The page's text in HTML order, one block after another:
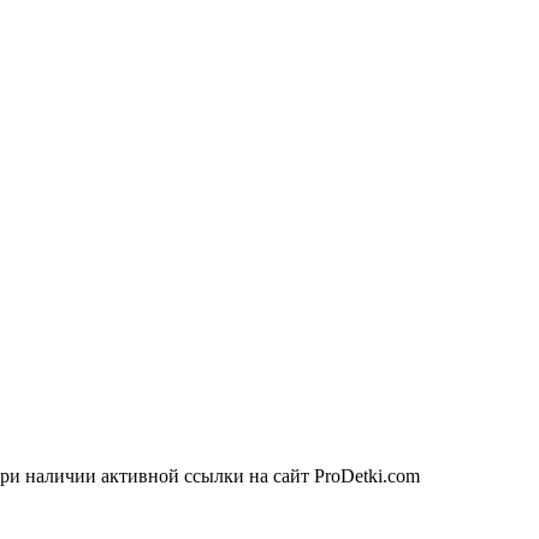
наличии активной ссылки на сайт ProDetki.com